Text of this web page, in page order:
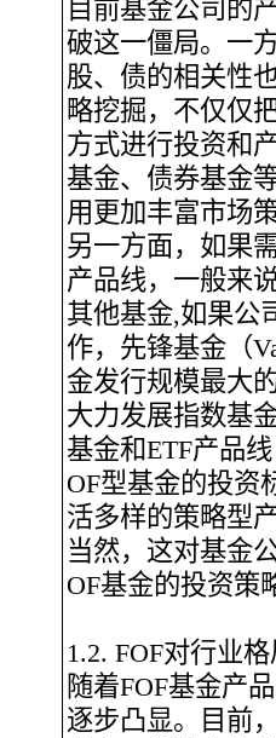
目前基金公司的
破这一僵局。一
股、债的相关性
略挖掘，不仅仅
方式进行投资和
基金、债券基金
用更加丰富市场
另一方面，如果
产品线，一般来
其他基金,如果公
作，先锋基金（
金发行规模最大
大力发展指数基
基金和ETF产品
OF型基金的投资
活多样的策略型
当然，这对基金
OF基金的投资策
1.2. FOF对行业
随着FOF基金产
逐步凸显。目前